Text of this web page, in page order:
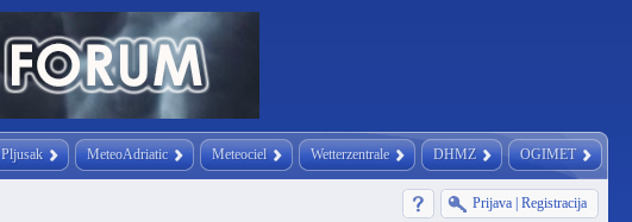
Pljusak MeteoAdriatic Meteociel Wetterzentrale DHMZ OGIMET
Prijava Registracija